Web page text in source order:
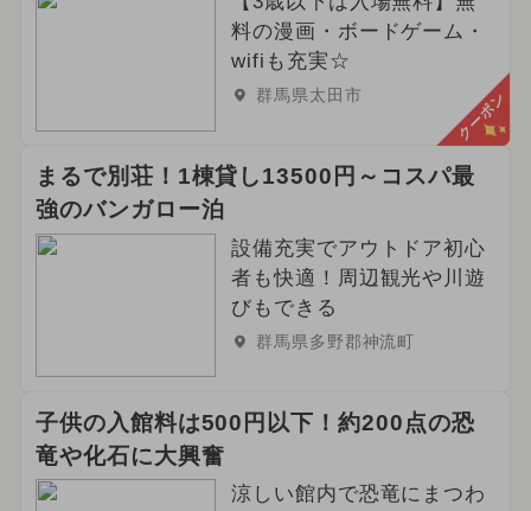
料の漫画・ボードゲーム・
wifiも充実☆
群馬県太田市 クーポン
まるで別荘！1棟貸し13500円～コスパ最
強のバンガロー泊
設備充実でアウトドア初心
者も快適！周辺観光や川遊
びもできる
群馬県多野郡神流町
子供の入館料は500円以下！約200点の恐
竜や化石に大興奮
涼しい館内で恐竜にまつわ